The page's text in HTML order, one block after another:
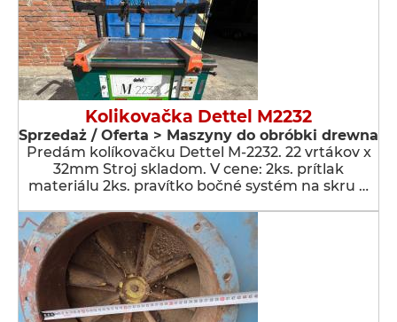
Kolikovačka Dettel M2232
Sprzedaż / Oferta > Maszyny do obróbki drewna
Predám kolíkovačku Dettel M-2232. 22 vrtákov x
32mm Stroj skladom. V cene: 2ks. prítlak
materiálu 2ks. pravítko bočné systém na skru …